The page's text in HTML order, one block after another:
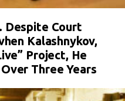
Despite Court
Kalashnykov,
Project, He
Three Years